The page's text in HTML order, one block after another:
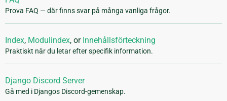
Prova FAQ — där finns svar på många vanliga frågor.
Index, Modulindex, or Innehållsförteckning
Praktiskt när du letar efter specifik information.
Django Discord Server
Gå med i Djangos Discord-gemenskap.